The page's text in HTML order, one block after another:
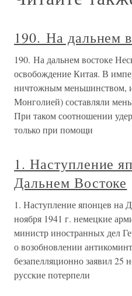
190. На дальнем
190. На дальнем востоке
освобождение Китая. В
ничтожным меньшинством,
Монголией) составляли
При таком соотношении
только при помощи
1. Наступление
Дальнем Востоке
1. Наступление японцев на
ноября 1941 г. немецкие
министр иностранных дел
о возобновлении
безапелляционно заявил 25
русские потерпели